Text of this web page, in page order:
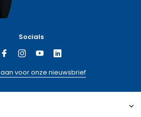
Socials
voor onze nieuwsbrief